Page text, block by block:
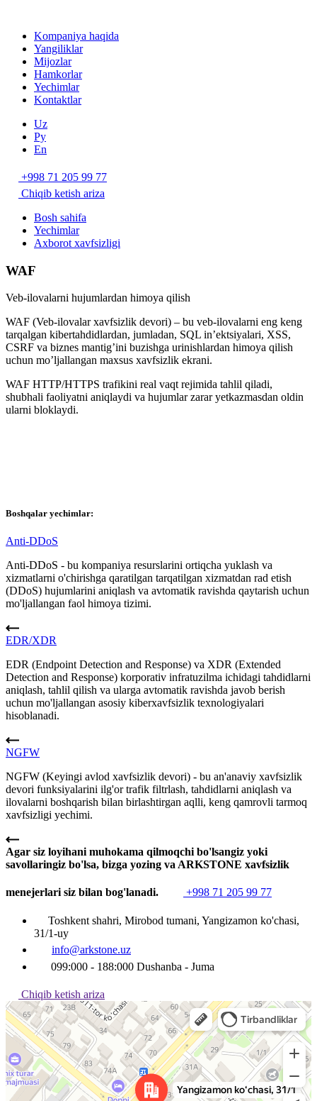
Kompaniya haqida
Yangiliklar
Mijozlar
Hamkorlar
Yechimlar
Kontaktlar
Uz
Ру
En
+998 71 205 99 77
Chiqib ketish ariza
Bosh sahifa
Yechimlar
Axborot xavfsizligi
WAF
Veb-ilovalarni hujumlardan himoya qilish
WAF (Veb-ilovalar xavfsizlik devori) – bu veb-ilovalarni eng keng
tarqalgan kibertahdidlardan, jumladan, SQL in’ektsiyalari, XSS,
CSRF va biznes mantig’ini buzishga urinishlardan himoya qilish
uchun mo’ljallangan maxsus xavfsizlik ekrani.
WAF HTTP/HTTPS trafikini real vaqt rejimida tahlil qiladi,
shubhali faoliyatni aniqlaydi va hujumlar zarar yetkazmasdan oldin
ularni bloklaydi.
Boshqalar yechimlar:
Anti-DDoS
Anti-DDoS - bu kompaniya resurslarini ortiqcha yuklash va
xizmatlarni o'chirishga qaratilgan tarqatilgan xizmatdan rad etish
(DDoS) hujumlarini aniqlash va avtomatik ravishda qaytarish uchun
mo'ljallangan faol himoya tizimi.
EDR/XDR
EDR (Endpoint Detection and Response) va XDR (Extended
Detection and Response) korporativ infratuzilma ichidagi tahdidlarni
aniqlash, tahlil qilish va ularga avtomatik ravishda javob berish
uchun mo'ljallangan asosiy kiberxavfsizlik texnologiyalari
hisoblanadi.
NGFW
NGFW (Keyingi avlod xavfsizlik devori) - bu an'anaviy xavfsizlik
devori funksiyalarini ilg'or trafik filtrlash, tahdidlarni aniqlash va
ilovalarni boshqarish bilan birlashtirgan aqlli, keng qamrovli tarmoq
xavfsizligi yechimi.
Agar siz loyihani muhokama qilmoqchi bo'lsangiz yoki
savollaringiz bo'lsa, bizga yozing va ARKSTONE xavfsizlik
menejerlari siz bilan bog'lanadi. +998 71 205 99 77
Toshkent shahri, Mirobod tumani, Yangizamon ko'chasi,
31/1-uy
info@arkstone.uz
099:000 - 188:000 Dushanba - Juma
Chiqib ketish ariza
Ташкент
Улица Янгизамон, 31/1 — Яндекс Карты